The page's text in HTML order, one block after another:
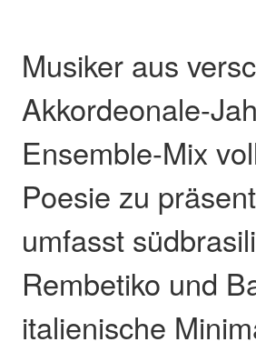
Musiker aus
Akkordeonale-
Ensemble-Mix
Poesie zu
umfasst
Rembetiko und
italienische